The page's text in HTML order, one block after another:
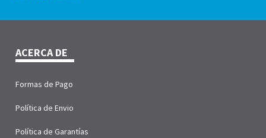
ACERCA DE
Formas de Pago
Política de Envio
Política de Garantías